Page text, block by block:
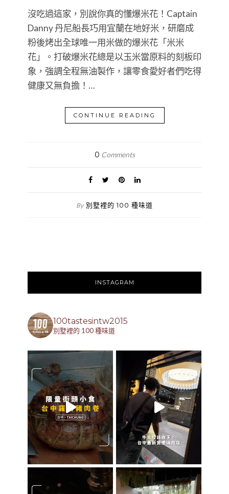
沒吃過這家，別說你真的懂爆米花！Captain
Danny 丹尼船長巧用宜蘭在地好米，研磨成
粉後烤出全球唯一用米做的爆米花「米米
花」。打破爆米花總是以玉米當原料的刻板印
象，強調全程無油製作，讓零食愛好者們吃得
健康又無負擔！…
CONTINUE READING
0 Comments
By 別墅裡的 100 種味道
INSTAGRAM
100tastesintw2015
別墅裡的 100 種味道